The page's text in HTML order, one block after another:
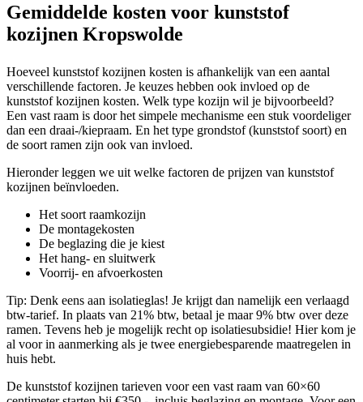
Gemiddelde kosten voor kunststof
kozijnen Kropswolde
Hoeveel kunststof kozijnen kosten is afhankelijk van een aantal
verschillende factoren. Je keuzes hebben ook invloed op de
kunststof kozijnen kosten. Welk type kozijn wil je bijvoorbeeld?
Een vast raam is door het simpele mechanisme een stuk voordeliger
dan een draai-/kiepraam. En het type grondstof (kunststof soort) en
de soort ramen zijn ook van invloed.
Hieronder leggen we uit welke factoren de prijzen van kunststof
kozijnen beïnvloeden.
Het soort raamkozijn
De montagekosten
De beglazing die je kiest
Het hang- en sluitwerk
Voorrij- en afvoerkosten
Tip: Denk eens aan isolatieglas! Je krijgt dan namelijk een verlaagd
btw-tarief. In plaats van 21% btw, betaal je maar 9% btw over deze
ramen. Tevens heb je mogelijk recht op isolatiesubsidie! Hier kom je
al voor in aanmerking als je twee energiebesparende maatregelen in
huis hebt.
De kunststof kozijnen tarieven voor een vast raam van 60×60